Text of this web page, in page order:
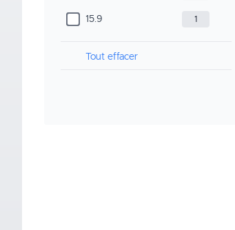
15.9 1
Tout effacer